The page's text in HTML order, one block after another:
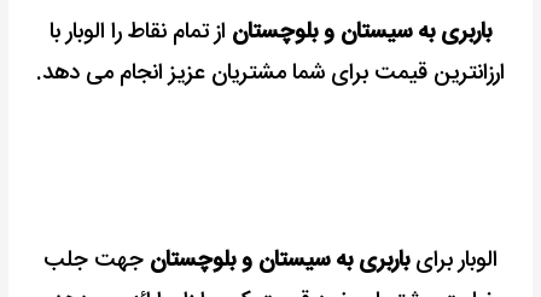
باربری به سیستان و بلوچستان از تمام نقاط را الوبار با
ارزانترین قیمت برای شما مشتریان عزیز انجام می دهد.
الوبار برایباربری به سیستان و بلوچستان جهت جلب